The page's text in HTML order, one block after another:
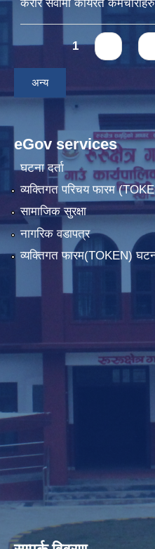
करार सेवामा कार्यरत
Pages1
अन्य
eGov services
घटना दर्ता
व्यक्तिगत परिचय फारम
सामाजिक सुरक्षा
नागरिक वडापत्र
व्यक्तिगत फारम(TOKEN)